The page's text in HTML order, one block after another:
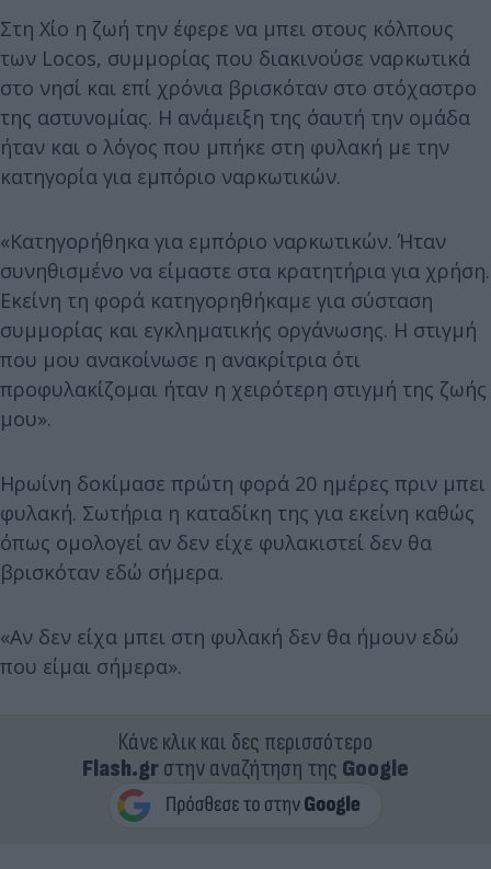
Στη Χίο η ζωή την έφερε να μπει στους κόλπους
των Locos, συμμορίας που διακινούσε ναρκωτικά
στο νησί και επί χρόνια βρισκόταν στο στόχαστρο
της αστυνομίας. Η ανάμειξη της σ΄αυτή την ομάδα
ήταν και ο λόγος που μπήκε στη φυλακή με την
κατηγορία για εμπόριο ναρκωτικών.
«Κατηγορήθηκα για εμπόριο ναρκωτικών. Ήταν
συνηθισμένο να είμαστε στα κρατητήρια για χρήση.
Εκείνη τη φορά κατηγορηθήκαμε για σύσταση
συμμορίας και εγκληματικής οργάνωσης. Η στιγμή
που μου ανακοίνωσε η ανακρίτρια ότι
προφυλακίζομαι ήταν η χειρότερη στιγμή της ζωής
μου».
Ηρωίνη δοκίμασε πρώτη φορά 20 ημέρες πριν μπει
φυλακή. Σωτήρια η καταδίκη της για εκείνη καθώς
όπως ομολογεί αν δεν είχε φυλακιστεί δεν θα
βρισκόταν εδώ σήμερα.
«Αν δεν είχα μπει στη φυλακή δεν θα ήμουν εδώ
που είμαι σήμερα».
Κάνε κλικ και δες περισσότερο
Flash.grστην αναζήτηση της Google